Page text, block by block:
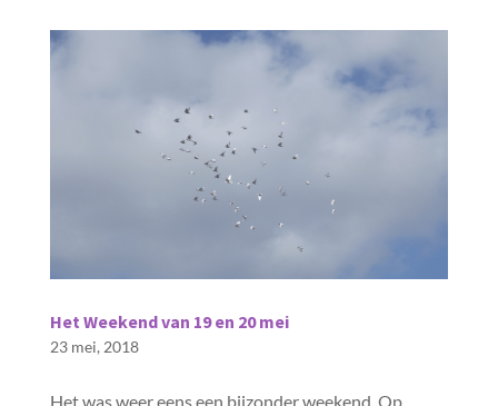
Het Weekend van 19 en 20 mei
23 mei, 2018
Het was weer eens een bijzonder weekend. Op